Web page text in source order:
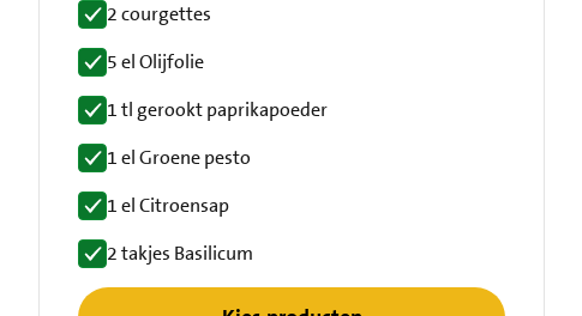
2 courgettes
5 el Olijfolie
1 tl gerookt paprikapoeder
1 el Groene pesto
1 el Citroensap
2 takjes Basilicum